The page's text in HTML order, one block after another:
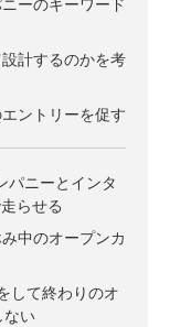
計するのかを考
ントリーを促す
パニーとインタ
らせる
中のオープンカ
して終わりのオ
ない